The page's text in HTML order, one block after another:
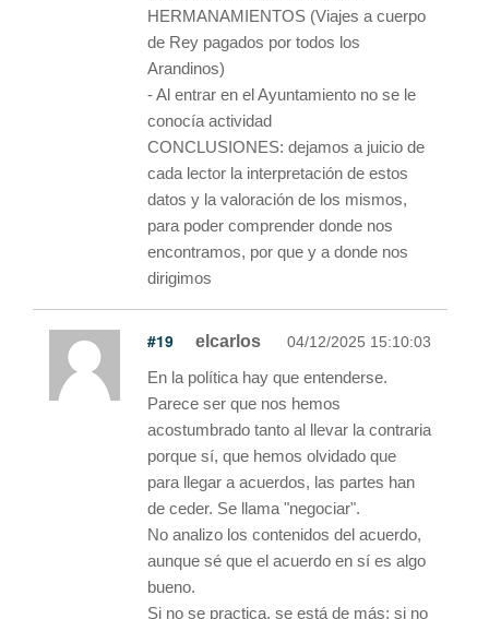
HERMANAMIENTOS (Viajes a cuerpo
de Rey pagados por todos los
Arandinos)
- Al entrar en el Ayuntamiento no se le
conocía actividad
CONCLUSIONES: dejamos a juicio de
cada lector la interpretación de estos
datos y la valoración de los mismos,
para poder comprender donde nos
encontramos, por que y a donde nos
dirigimos
#19 elcarlos 04/12/2025 15:10:03
En la política hay que entenderse.
Parece ser que nos hemos
acostumbrado tanto al llevar la contraria
porque sí, que hemos olvidado que
para llegar a acuerdos, las partes han
de ceder. Se llama "negociar".
No analizo los contenidos del acuerdo,
aunque sé que el acuerdo en sí es algo
bueno.
Si no se practica, se está de más; si no